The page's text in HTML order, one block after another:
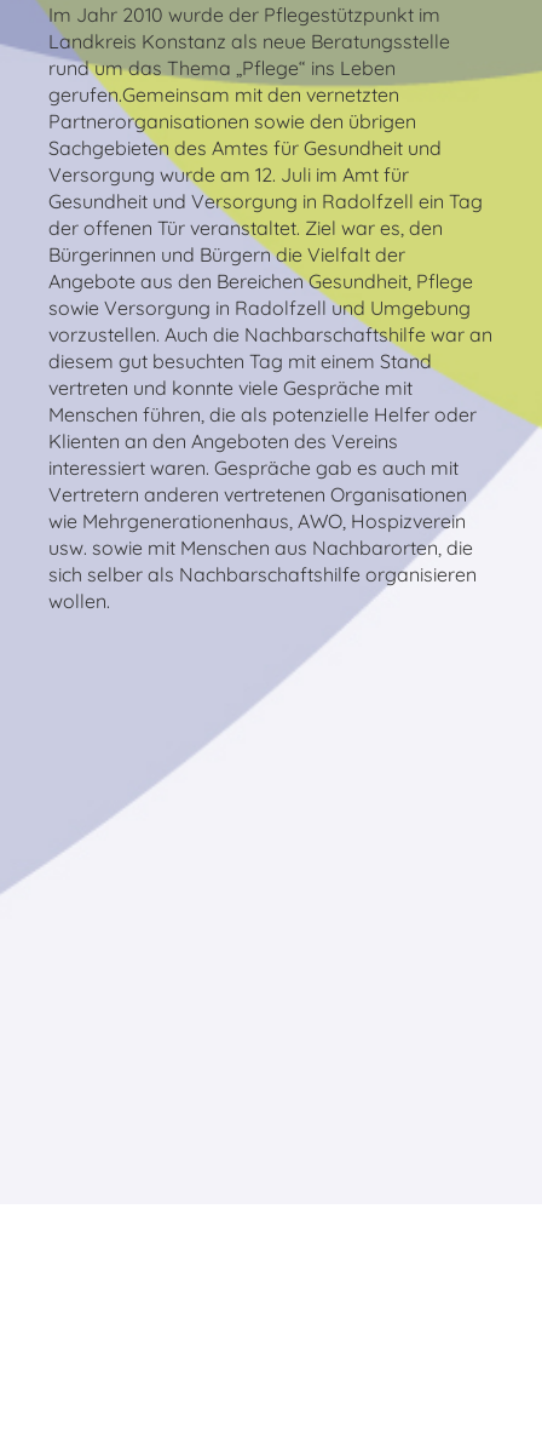
Im Jahr 2010 wurde der Pflegestützpunkt im
Landkreis Konstanz als neue Beratungsstelle
rund um das Thema „Pflege“ ins Leben
gerufen.Gemeinsam mit den vernetzten
Partnerorganisationen sowie den übrigen
Sachgebieten des Amtes für Gesundheit und
Versorgung wurde am 12. Juli im Amt für
Gesundheit und Versorgung in Radolfzell ein Tag
der offenen Tür veranstaltet. Ziel war es, den
Bürgerinnen und Bürgern die Vielfalt der
Angebote aus den Bereichen Gesundheit, Pflege
sowie Versorgung in Radolfzell und Umgebung
vorzustellen. Auch die Nachbarschaftshilfe war an
diesem gut besuchten Tag mit einem Stand
vertreten und konnte viele Gespräche mit
Menschen führen, die als potenzielle Helfer oder
Klienten an den Angeboten des Vereins
interessiert waren. Gespräche gab es auch mit
Vertretern anderen vertretenen Organisationen
wie Mehrgenerationenhaus, AWO, Hospizverein
usw. sowie mit Menschen aus Nachbarorten, die
sich selber als Nachbarschaftshilfe organisieren
wollen.